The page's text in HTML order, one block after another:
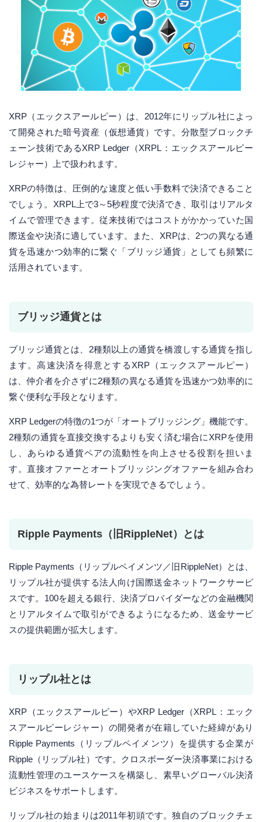
XRP（エックスアールピー）は、2012年にリップル社によっ
て開発された暗号資産（仮想通貨）です。分散型ブロックチ
ェーン技術であるXRP Ledger（XRPL：エックスアールピー
レジャー）上で扱われます。
XRPの特徴は、圧倒的な速度と低い手数料で決済できること
でしょう。XRPL上で3～5秒程度で決済でき、取引はリアルタ
イムで管理できます。従来技術ではコストがかかっていた国
際送金や決済に適しています。また、XRPは、2つの異なる通
貨を迅速かつ効率的に繋ぐ「ブリッジ通貨」としても頻繁に
活用されています。
ブリッジ通貨とは
ブリッジ通貨とは、2種類以上の通貨を橋渡しする通貨を指し
ます。高速決済を得意とするXRP（エックスアールピー）
は、仲介者を介さずに2種類の異なる通貨を迅速かつ効率的に
繋ぐ便利な手段となります。
XRP Ledgerの特徴の1つが「オートブリッジング」機能です。
2種類の通貨を直接交換するよりも安く済む場合にXRPを使用
し、あらゆる通貨ペアの流動性を向上させる役割を担いま
す。直接オファーとオートブリッジングオファーを組み合わ
せて、効率的な為替レートを実現できるでしょう。
Ripple Payments（旧RippleNet）とは
Ripple Payments（リップルペイメンツ／旧RippleNet）とは、
リップル社が提供する法人向け国際送金ネットワークサービ
スです。100を超える銀行、決済プロバイダーなどの金融機関
とリアルタイムで取引ができるようになるため、送金サービ
スの提供範囲が拡大します。
リップル社とは
XRP（エックスアールピー）やXRP Ledger（XRPL：エック
スアールピーレジャー）の開発者が在籍していた経緯があり
Ripple Payments（リップルペイメンツ）を提供する企業が
Ripple（リップル社）です。クロスボーダー決済事業における
流動性管理のユースケースを構築し、素早いグローバル決済
ビジネスをサポートします。
リップル社の始まりは2011年初頭です。独自のブロックチェ